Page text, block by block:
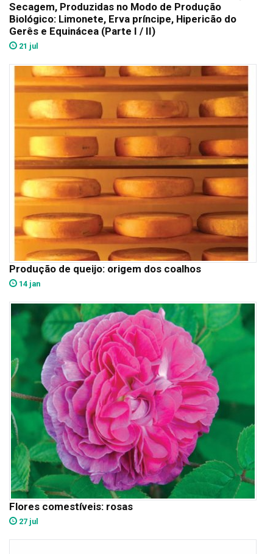
Secagem, Produzidas no Modo de Produção
Biológico: Limonete, Erva príncipe, Hipericão do
Gerês e Equinácea (Parte I / II)
21 jul
Produção de queijo: origem dos coalhos
14 jan
Flores comestíveis: rosas
27 jul